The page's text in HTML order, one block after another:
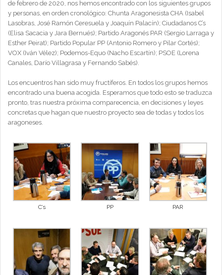
de febrero de 2020, nos hemos encontrado con los siguientes grupos
y personas, en orden cronológico: Chunta Aragonesista CHA (Isabel
Lasobras, José Ramón Ceresuela y Joaquín Palacín); Ciudadanos C’s
(Elisa Sacacia y Jara Bernués); Partido Aragonés PAR (Sergio Larraga y
Esther Peirat); Partido Popular PP (Antonio Romero y Pilar Cortés);
VOX (Iván Vélez); Podemos-Equo (Nacho Escartín); PSOE (Lorena
Canales, Darío Villagrasa y Fernando Sabés).
Los encuentros han sido muy fructíferos. En todos los grupos hemos
encontrado una buena acogida. Esperamos que todo esto se traduzca
pronto, tras nuestra próxima comparecencia, en decisiones y leyes
concretas que hagan que nuestro proyecto sea de todas y todos los
aragoneses.
C’s PP PAR